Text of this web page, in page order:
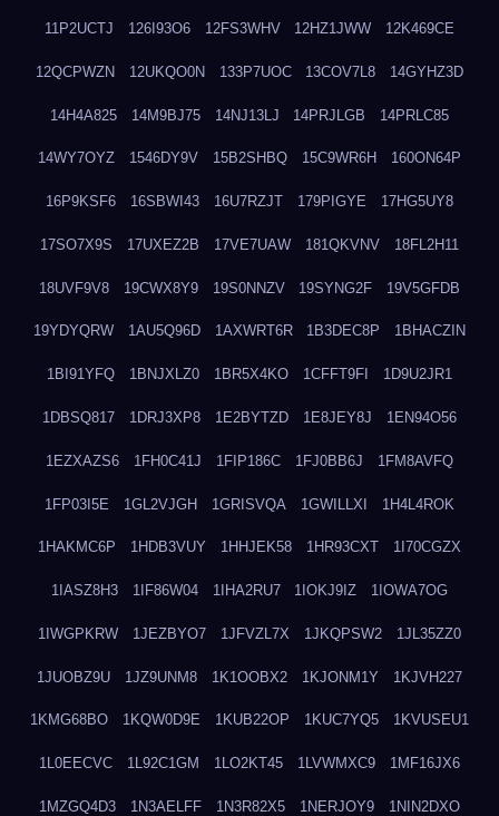
11P2UCTJ 126I93O6 12FS3WHV 12HZ1JWW 12K469CE
12QCPWZN 12UKQO0N 133P7UOC 13COV7L8 14GYHZ3D
14H4A825 14M9BJ75 14NJ13LJ 14PRJLGB 14PRLC85
14WY7OYZ 1546DY9V 15B2SHBQ 15C9WR6H 160ON64P
16P9KSF6 16SBWI43 16U7RZJT 179PIGYE 17HG5UY8
17SO7X9S 17UXEZ2B 17VE7UAW 181QKVNV 18FL2H11
18UVF9V8 19CWX8Y9 19S0NNZV 19SYNG2F 19V5GFDB
19YDYQRW 1AU5Q96D 1AXWRT6R 1B3DEC8P 1BHACZIN
1BI91YFQ 1BNJXLZ0 1BR5X4KO 1CFFT9FI 1D9U2JR1
1DBSQ817 1DRJ3XP8 1E2BYTZD 1E8JEY8J 1EN94O56
1EZXAZS6 1FH0C41J 1FIP186C 1FJ0BB6J 1FM8AVFQ
1FP03I5E 1GL2VJGH 1GRISVQA 1GWILLXI 1H4L4ROK
1HAKMC6P 1HDB3VUY 1HHJEK58 1HR93CXT 1I70CGZX
1IASZ8H3 1IF86W04 1IHA2RU7 1IOKJ9IZ 1IOWA7OG
1IWGPKRW 1JEZBYO7 1JFVZL7X 1JKQPSW2 1JL35ZZ0
1JUOBZ9U 1JZ9UNM8 1K1OOBX2 1KJONM1Y 1KJVH227
1KMG68BO 1KQW0D9E 1KUB22OP 1KUC7YQ5 1KVUSEU1
1L0EECVC 1L92C1GM 1LO2KT45 1LVWMXC9 1MF16JX6
1MZGQ4D3 1N3AELFF 1N3R82X5 1NERJOY9 1NIN2DXO